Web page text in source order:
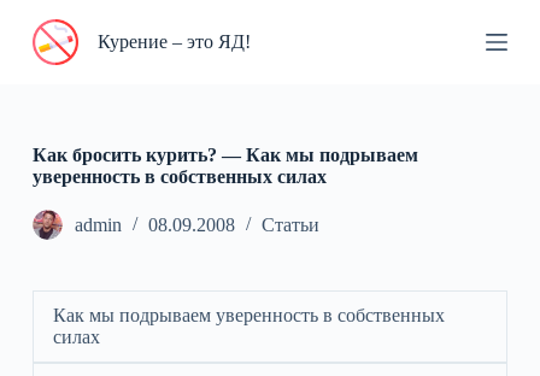
П
и
к
у
Курение – это ЯД!
Как бросить курить? — Как мы подрываем
уверенность в собственных силах
admin 08.09.2008 Статьи
Как мы подрываем уверенность в собственных
силах